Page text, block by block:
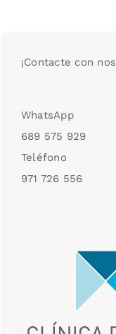
¡Contacte con
WhatsApp
689 575 929
Teléfono
971 726 556